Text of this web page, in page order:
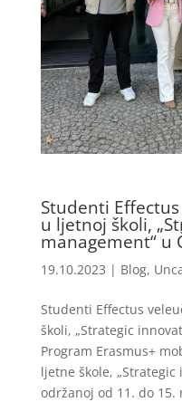
Studenti
u ljetnoj školi,
management“ u
19.10.2023 | Blog,
Studenti Effectus
školi, „Strategic
Program Erasmus+
ljetne škole,
održanoj od 11. do 15.